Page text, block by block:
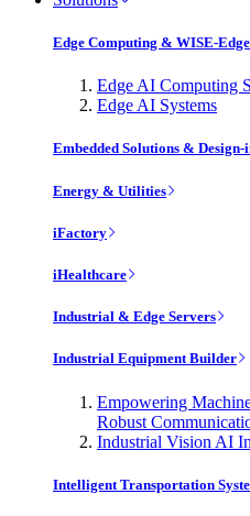
Edge Computing & WISE-Edge
Edge AI Computing
Edge AI Systems
Embedded Solutions & Design-
Energy & Utilities
iFactory
iHealthcare
Industrial & Edge Servers
Industrial Equipment Builder
Empowering
Robust
Industrial Vision AI
Intelligent Transportation